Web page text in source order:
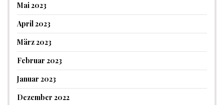
Mai 2023
April 2023
März 2023
Februar 2023
Januar 2023
Dezember 2022